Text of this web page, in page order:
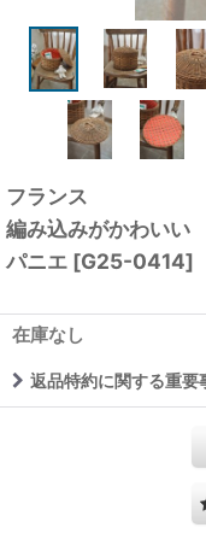
フランス
編み込みがかわいい
パニエ [G25-0414]
在庫なし
返品特約に関する重要